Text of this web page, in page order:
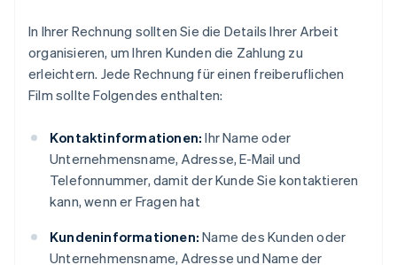
In Ihrer Rechnung sollten Sie die Details Ihrer Arbeit
organisieren, um Ihren Kunden die Zahlung zu
erleichtern. Jede Rechnung für einen freiberuflichen
Film sollte Folgendes enthalten:
Kontaktinformationen: Ihr Name oder
Unternehmensname, Adresse, E-Mail und
Telefonnummer, damit der Kunde Sie kontaktieren
kann, wenn er Fragen hat
Kundeninformationen: Name des Kunden oder
Unternehmensname, Adresse und Name der